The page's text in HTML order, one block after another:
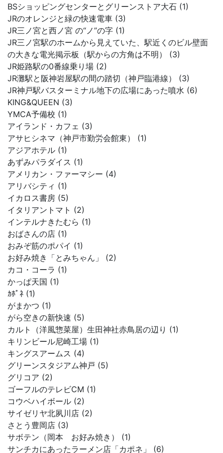
BSショッピングセンターとグリーンストア大石 (1)
JRのオレンジと緑の快速電車 (3)
JR三ノ宮と西ノ宮 の“ノ”の字 (1)
JR三ノ宮駅のホームから見えていた、駅近くのビル壁面
の大きな電光掲示板（駅からの方角は不明） (3)
JR姫路駅の0番線乗り場 (2)
JR灘駅と阪神岩屋駅の間の踏切（神戸臨港線） (3)
JR神戸駅バスターミナル地下の広場にあった噴水 (6)
KING&QUEEN (3)
YMCA予備校 (1)
アイランド・カフェ (3)
アサヒシネマ（神戸市勤労会館東） (1)
アジアホテル (1)
あずみパラダイス (1)
アメリカン・ファーマシー (4)
アリバシティ (1)
イカロス書房 (5)
イタリアントマト (2)
インテルナきたむら (1)
おばさんの店 (1)
おみぞ筋のポパイ (1)
お好み焼き「とみちゃん」 (2)
カコ・コーラ (1)
かっぱ天国 (1)
ｶﾎﾟﾈ (1)
がまかつ (1)
がら空きの新快速 (5)
カルト（洋風惣菜屋）生田神社赤鳥居の辺り (1)
キリンビール尼崎工場 (1)
キングスアームス (4)
グリーンスタジアム神戸 (5)
グリコア (2)
ゴーフルのテレビCM (1)
コウベハイボール (2)
サイゼリヤ北夙川店 (2)
さとう豊岡店 (3)
サボテン（岡本 お好み焼き） (1)
サンチカにあったラーメン店「カポネ」 (6)